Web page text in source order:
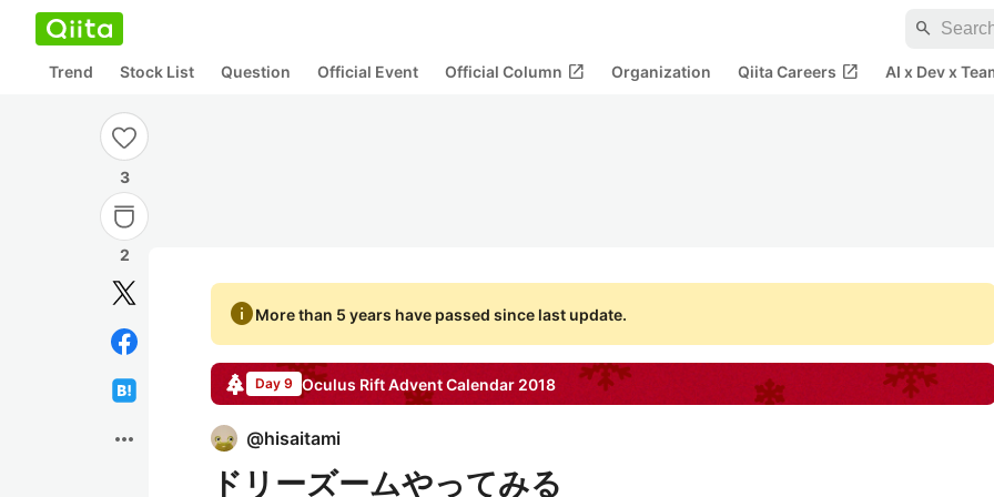
search
Trend Stock List Question Official Event Official Column open_in_new Organization Qiita Careers open_in_new AI x Dev x
3
2
more_horiz
infoMore than 5 years have passed since last update.
Day 9 Oculus RiftAdvent Calendar 2018
@hisaitami
ドリーズームやってみる